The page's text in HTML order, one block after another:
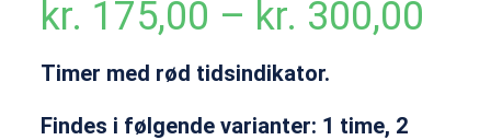
kr. 175,00 – kr. 300,00
Timer med rød tidsindikator.
Findes i følgende varianter: 1 time, 2